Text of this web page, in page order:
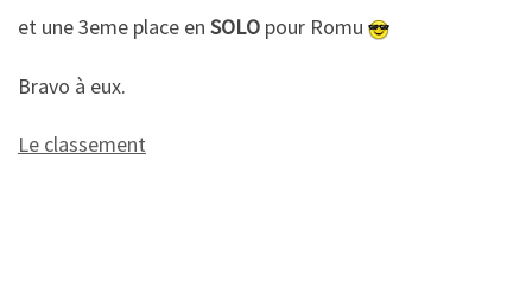
et une 3eme place en SOLO pour Romu
Bravo à eux.
Le classement